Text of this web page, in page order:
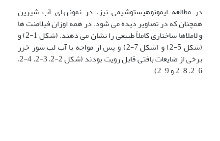
در مطالعه ایمونوهیستوشیمی نیز، در نمونه­های آب شیرین
همچنان که در تصاویر دیده می شود. در همه اوزان فیلامنت ها
و لاملاها ساختاری کاملاً طبیعی را نشان می دهند. (شکل 1-2) و
(شکل 5-2) و (شکل 7-2) و پس از مواجه با آب لب شور خزر
برخی از ضایعات بافتی قابل رویت بودند (شکل 2-2، 3-2، 4-2،
6-2، 8-2 و 9-2).